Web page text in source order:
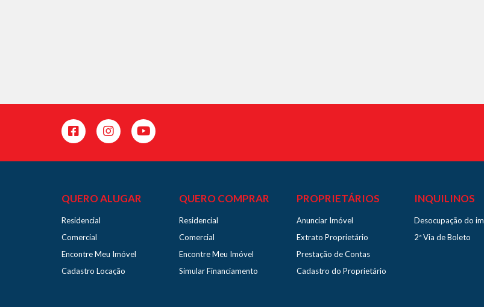
QUERO ALUGAR
Residencial
Comercial
Encontre Meu Imóvel
Cadastro Locação
QUERO COMPRAR
Residencial
Comercial
Encontre Meu Imóvel
Simular Financiamento
PROPRIETÁRIOS
Anunciar Imóvel
Extrato Proprietário
Prestação de Contas
Cadastro do Proprietário
INQUILINOS
Desocupação do
2ª Via de Boleto